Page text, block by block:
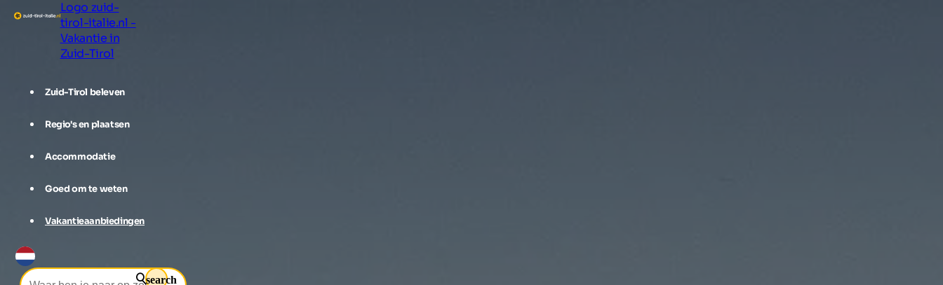
Logo zuid-
tirol-italie.nl -
Vakantie in
Zuid-Tirol
Zuid-Tirol beleven
Regio's en plaatsen
Accommodatie
Goed om te weten
Vakantieaanbiedingen
search